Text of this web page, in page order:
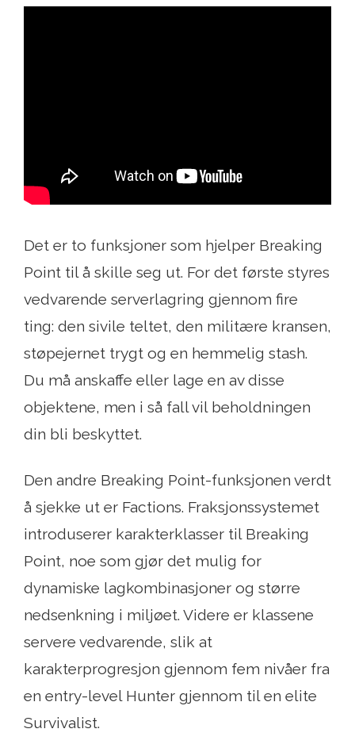
Det er to funksjoner som hjelper Breaking
Point til å skille seg ut. For det første styres
vedvarende serverlagring gjennom fire
ting: den sivile teltet, den militære kransen,
støpejernet trygt og en hemmelig stash.
Du må anskaffe eller lage en av disse
objektene, men i så fall vil beholdningen
din bli beskyttet.
Den andre Breaking Point-funksjonen verdt
å sjekke ut er Factions. Fraksjonssystemet
introduserer karakterklasser til Breaking
Point, noe som gjør det mulig for
dynamiske lagkombinasjoner og større
nedsenkning i miljøet. Videre er klassene
servere vedvarende, slik at
karakterprogresjon gjennom fem nivåer fra
en entry-level Hunter gjennom til en elite
Survivalist.